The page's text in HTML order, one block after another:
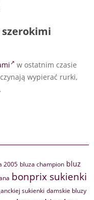
w ostatnim czasie
wypierać rurki,
2005 bluza champion bluz
bonprix sukienki
sukienki damskie bluzy